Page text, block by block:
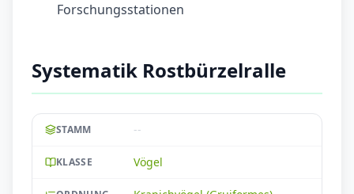
Forschungsstationen
Systematik Rostbürzelralle
STAMM --
KLASSE Vögel